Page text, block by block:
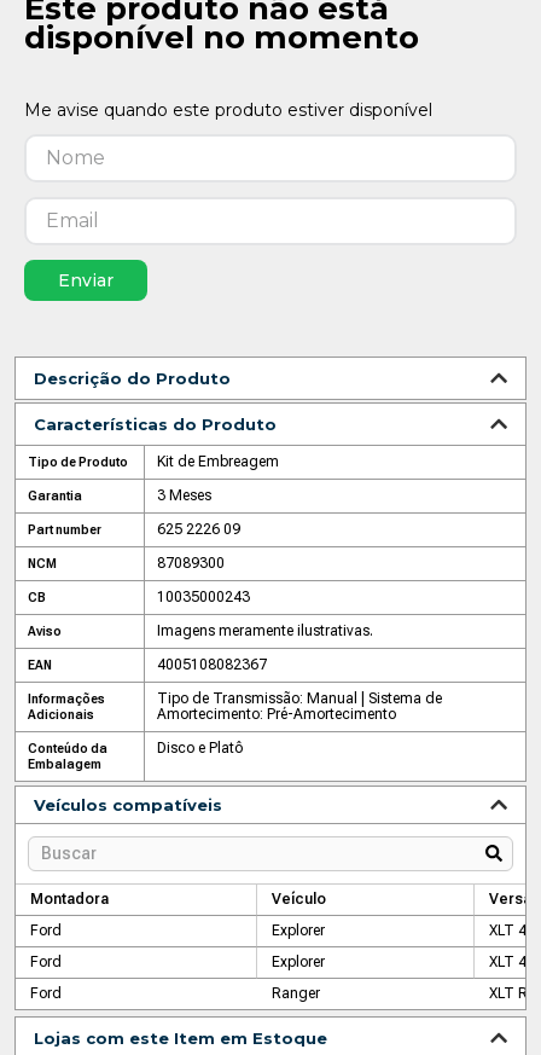
Este produto não está
disponível no momento
Enviar
Descrição do Produto
Características do Produto
Tipo de Produto Kit de Embreagem
Garantia 3 Meses
Part number 625 2226 09
NCM 87089300
CB 10035000243
Aviso Imagens meramente ilustrativas.
EAN 4005108082367
Informações
Adicionais
Tipo de Transmissão: Manual | Sistema de
Amortecimento: Pré-Amortecimento
Conteúdo da
Embalagem
Disco e Platô
Veículos compatíveis
Montadora Veículo
Versão
Ford
Explorer
XLT
Ford
Explorer
XLT
Ford
Ranger XLT
Lojas com este Item em Estoque